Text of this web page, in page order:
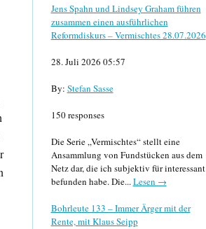
Jens Spahn und Lindsey Graham führen
zusammen einen ausführlichen
Reformdiskurs – Vermischtes 28.07.2026
28. Juli 2026 05:57
By: Stefan Sasse
150 responses
Die Serie „Vermischtes“ stellt eine
Ansammlung von Fundstücken aus dem
Netz dar, die ich subjektiv für interessant
befunden habe. Die...Lesen →
Bohrleute 133 – Immer Ärger mit der
Rente, mit Klaus Seipp